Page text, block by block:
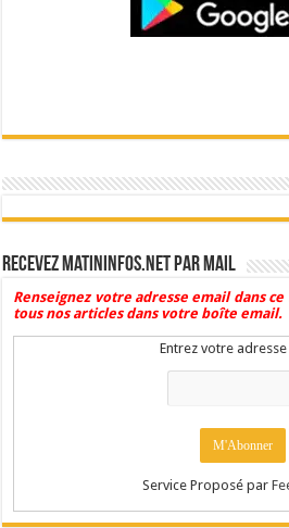
Recevez Matininfos.net par mail
Renseignez votre adresse email dans
tous nos articles dans votre boîte email.
Entrez votre
Service Proposé par